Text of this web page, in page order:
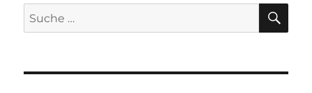
der
Klimaziele
Suche
nach: